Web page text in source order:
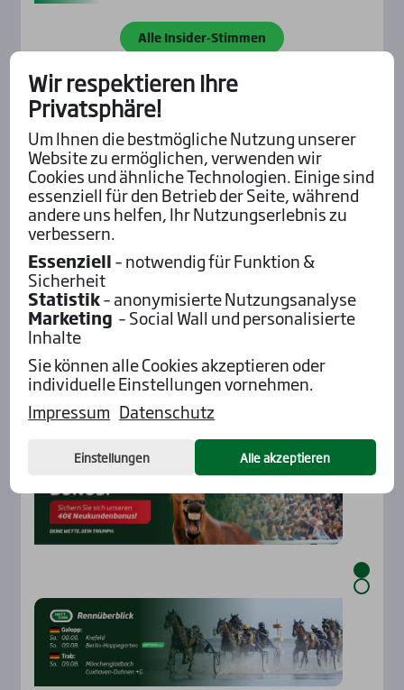
Alle Insider-Stimmen
Pod­cast mit Wett-Tipps
Aktu­el­les
Wir respektieren Ihre
Privatsphäre!
Um Ihnen die bestmögliche Nutzung unserer
Website zu ermöglichen, verwenden wir
Cookies und ähnliche Technologien. Einige sind
essenziell für den Betrieb der Seite, während
andere uns helfen, Ihr Nutzungserlebnis zu
verbessern.
Essenziell– notwendig für Funktion &
Sicherheit
Statistik– anonymisierte Nutzungsanalyse
Marketing – Social Wall und personalisierte
Inhalte
Sie können alle Cookies akzeptieren oder
individuelle Einstellungen vornehmen.
Impressum Datenschutz
Einstellungen Alle akzeptieren